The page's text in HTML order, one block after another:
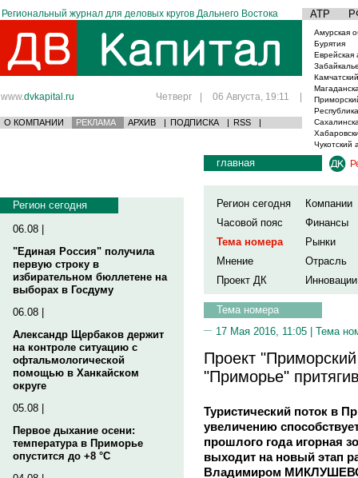
Региональный журнал для деловых кругов Дальнего Востока АТР
www.dvkapital.ru Четверг | 06 Августа, 19:11 |
О КОМПАНИИ РЕКЛАМА АРХИВ | ПОДПИСКА | RSS |
Амурская
Бурятия
Еврейская
Чукотский
Регион сегодня
06.08 |
"Единая Россия" получила
первую строку в
избирательном бюллетене на
выборах в Госдуму
06.08 |
Александр Щербаков держит
на контроле ситуацию с
офтальмологической
помощью в Ханкайском
округе
05.08 |
Первое дыхание осени:
температура в Приморье
опустится до +8 °C
главная
Регион сегодня
Компании
Часовой пояс
Финансы
Тема номера
Рынки
Мнение
Отрасль
Проект ДК
Инновации
Тема номера
17 Мая 2016, 11:05 | Тема
Проект
"Приморье"
Туристический поток в
увеличению
прошлого года игорная
выходит на новый этап
Владимиром